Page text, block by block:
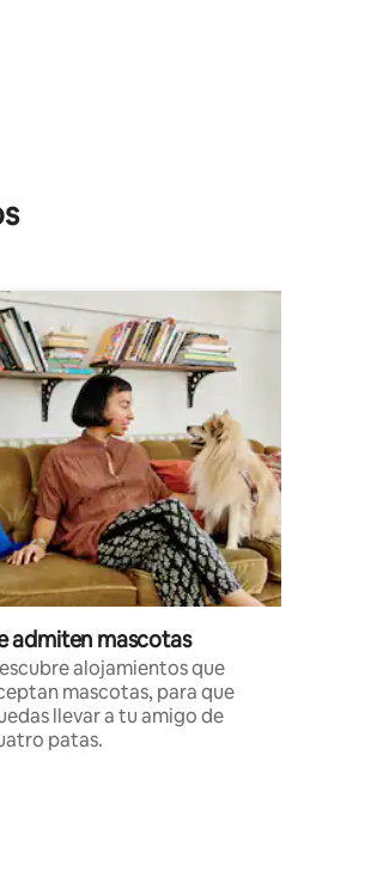
admiten mascotas
alojamientos que
mascotas, para que
llevar a tu amigo de
patas.